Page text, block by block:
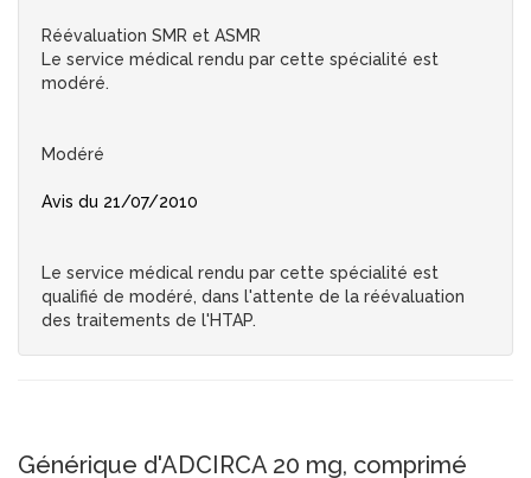
Réévaluation SMR et ASMR
Le service médical rendu par cette spécialité est
modéré.
Modéré
Avis du 21/07/2010
Le service médical rendu par cette spécialité est
qualifié de modéré, dans l'attente de la réévaluation
des traitements de l'HTAP.
Générique d'ADCIRCA 20 mg, comprimé